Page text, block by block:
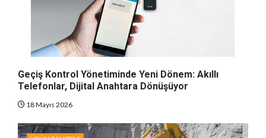
Geçiş Kontrol Yönetiminde Yeni Dönem: Akıllı
Telefonlar, Dijital Anahtara Dönüşüyor
18 Mayıs 2026